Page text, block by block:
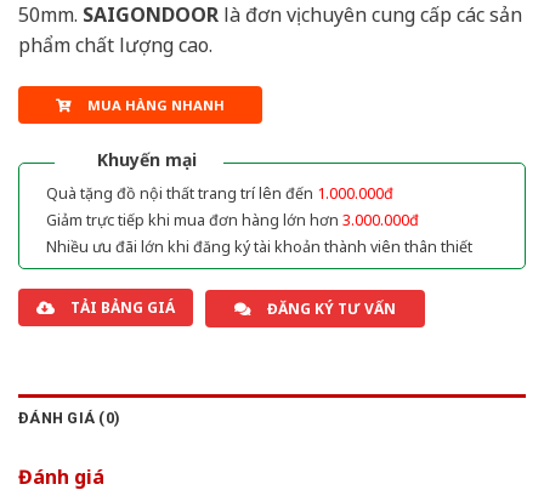
50mm. SAIGONDOOR là đơn vị chuyên cung cấp các sản
phẩm chất lượng cao.
MUA HÀNG NHANH
Khuyến mại
Quà tặng đồ nội thất trang trí lên đến 1.000.000đ
Giảm trực tiếp khi mua đơn hàng lớn hơn 3.000.000đ
Nhiều ưu đãi lớn khi đăng ký tài khoản thành viên thân thiết
TẢI BẢNG GIÁ ĐĂNG KÝ TƯ VẤN
ĐÁNH GIÁ (0)
Đánh giá